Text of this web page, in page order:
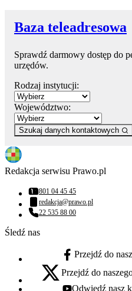
Baza teleadresowa
Sprawdź darmowy dostęp do
urzędów.
Rodzaj instytucji:
Województwo:
Szukaj danych kontaktowych
Redakcja serwisu Prawo.pl
Numer telefonu:
801 04 45 45
Adres email:
redakcja@prawo.pl
Numer telefonu:
22 535 88 00
Śledź nas
facebook - otwiera się w
Przejdź do
x - otwiera się w nowej karcie
Przejdź do
Odwiedź nasz